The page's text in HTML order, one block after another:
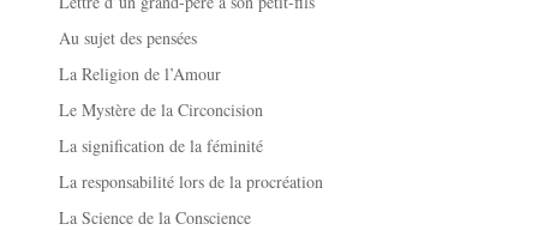
Au sujet des pensées
La Religion de l’Amour
Le Mystère de la Circoncision
La signification de la féminité
La responsabilité lors de la procréation
La Science de la Conscience